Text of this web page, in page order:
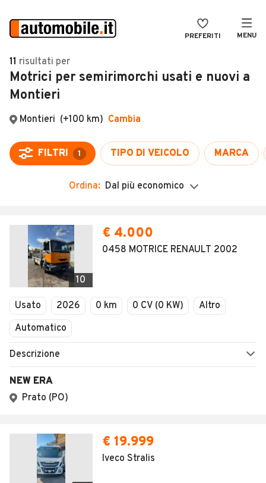
PREFERITI MENU
Auto
Auto usate
Auto Km 0
Auto Nuove
Moto
Camper
Veicoli Commerciali
Concessionari
VENDI
MAGAZINE
ACCEDI
11 risultati per
Motrici per semirimorchi usati e nuovi a
Montieri
Montieri (+100 km) Cambia
FILTRI 1 TIPO DI VEICOLO MARCA
Ordina: Dal più economico
10
€ 4.000
0458 MOTRICE RENAULT 2002
Usato 2026 0 km 0 CV (0 KW)
Altro
Automatico
Descrizione
NEW ERA
Prato (PO)
€ 19.999
Iveco Stralis